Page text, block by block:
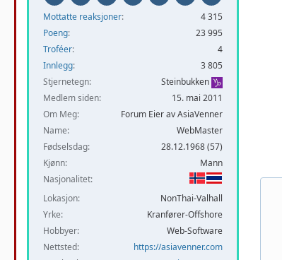
Mottatte reaksjoner
4 315
Poeng
23 995
Troféer
4
Innlegg
3 805
Stjernetegn
Steinbukken
Medlem siden
15. mai 2011
Om Meg
Forum Eier av AsiaVenner
Name
WebMaster
Fødselsdag
28.12.1968 (57)
Kjønn
Mann
Nasjonalitet
Lokasjon
NonThai-Valhall
Yrke
Kranfører-Offshore
Hobbyer
Web-Software
Nettsted
https://asiavenner.com